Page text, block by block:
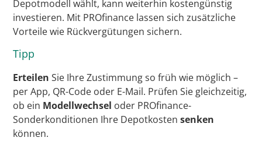
Depotmodell wählt, kann weiterhin kostengünstig
investieren. Mit PROfinance lassen sich zusätzliche
Vorteile wie Rückvergütungen sichern.
Tipp
Erteilen Sie Ihre Zustimmung so früh wie möglich –
per App, QR-Code oder E-Mail. Prüfen Sie gleichzeitig,
ob ein Modellwechsel oder PROfinance-
Sonderkonditionen Ihre Depotkostensenken
können.